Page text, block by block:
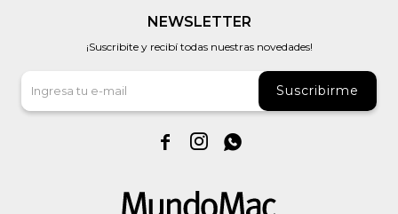
NEWSLETTER
¡Suscribite y recibí todas nuestras novedades!
Suscribirme
  